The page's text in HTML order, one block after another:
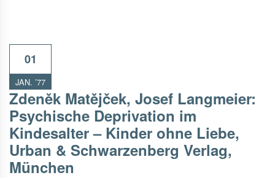
01
JAN. ’77
Zdeněk Matějček, Josef Langmeier:
Psychische Deprivation im
Kindesalter – Kinder ohne Liebe,
Urban & Schwarzenberg Verlag,
München